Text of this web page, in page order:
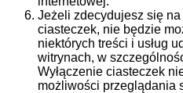
Jeżeli zdecydujesz się
ciasteczek, nie będzie
niektórych treści i usług
witrynach, w
Wyłączenie ciasteczek
możliwości przeglądania